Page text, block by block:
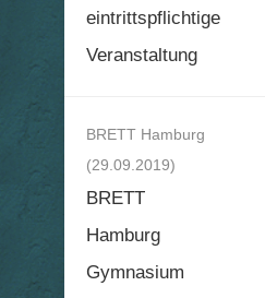
eintrittspflichtige
Veranstaltung
BRETT Hamburg
(29.09.2019)
BRETT
Hamburg
Gymnasium